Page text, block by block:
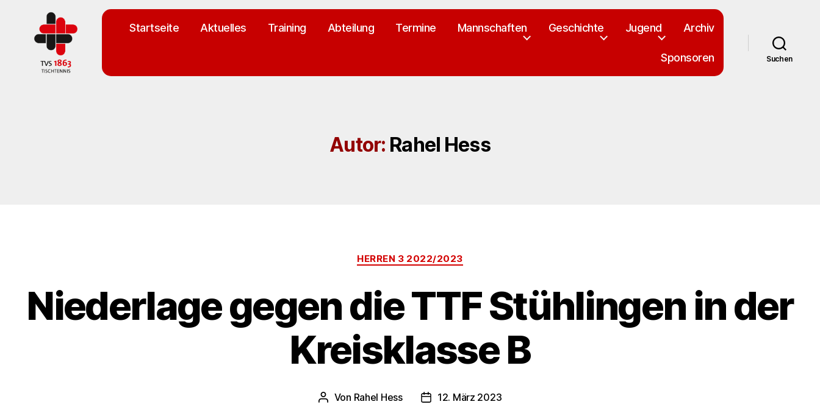
Startseite Aktuelles Training Abteilung Termine Mannschaften Geschichte Jugend Archiv
Sponsoren Suchen
Autor: Rahel Hess
Kategorien
HERREN 3 2022/2023
Niederlage gegen die TTF Stühlingen in der
Kreisklasse B
Beitragsautor
Von Rahel Hess Veröffentlichungsdatum
12. März 2023